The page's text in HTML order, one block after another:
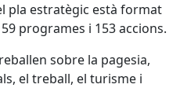
pla estratègic està format
programes i 153 accions.
sobre la pagesia,
el treball, el turisme i